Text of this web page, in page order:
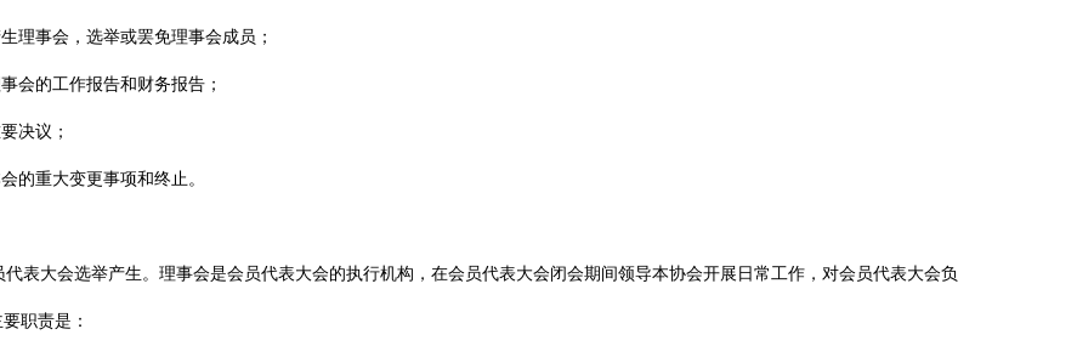
理事会，选举或罢免理事会成员；
会的工作报告和财务报告；
决议；
的重大变更事项和终止。
表大会选举产生。理事会是会员代表大会的执行机构，在会员代表大会闭会期间领导本协会开展日常工作，对会员代表大会负
职责是：